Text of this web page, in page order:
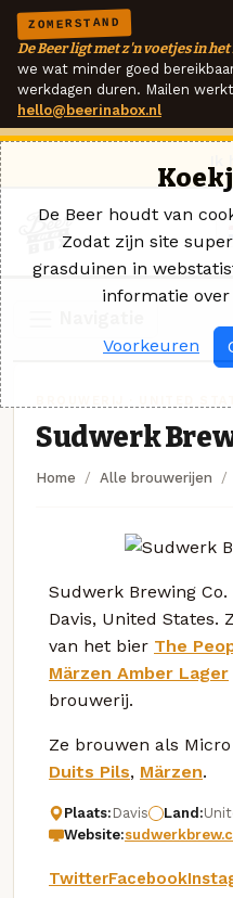
ZOMERSTAND
De Beer ligt met z'n voetjes in het
we wat minder goed
werkdagen duren. Mailen
hello@beerinabox.nl
Sudwerk
Home Alle brouwerijen
Sudwerk Brewing
Davis, United States.
van het bier The
Märzen Amber Lager
brouwerij.
Ze brouwen als
Duits Pils, Märzen.
Plaats: Davis Land:
Website:
TwitterFacebook
De Beer houdt van
Zodat zijn site
grasduinen in
informatie
Voorkeuren